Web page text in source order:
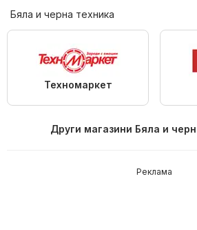
Бяла и черна техника
Техномаркет
Други магазини Бяла и
Реклама